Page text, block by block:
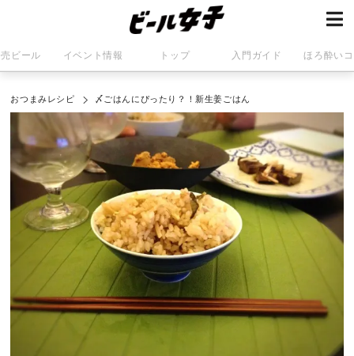
ビール イベント情報 トップ 入門ガイド ほろ酔い
おつまみレシピ 〆ごはんにぴったり？！新生姜ごはん